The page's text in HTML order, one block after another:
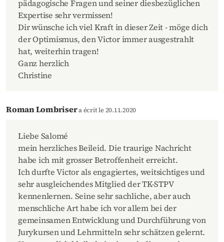
pädagogische Fragen und seiner diesbezüglichen
Expertise sehr vermissen!
Dir wünsche ich viel Kraft in dieser Zeit - möge dich
der Optimismus, den Victor immer ausgestrahlt
hat, weiterhin tragen!
Ganz herzlich
Christine
Roman Lombrisera écrit le 20.11.2020
Liebe Salomé
mein herzliches Beileid. Die traurige Nachricht
habe ich mit grosser Betroffenheit erreicht.
Ich durfte Victor als engagiertes, weitsichtiges und
sehr ausgleichendes Mitglied der TK-STPV
kennenlernen. Seine sehr sachliche, aber auch
menschliche Art habe ich vor allem bei der
gemeinsamen Entwicklung und Durchführung von
Jurykursen und Lehrmitteln sehr schätzen gelernt.